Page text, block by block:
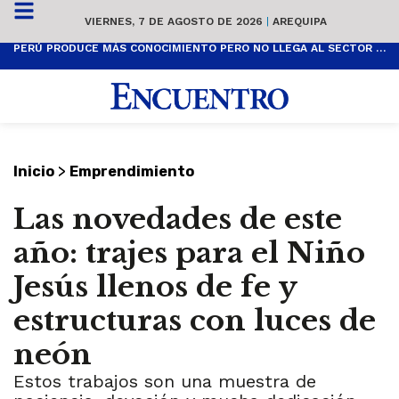
VIERNES, 7 DE AGOSTO DE 2026 | AREQUIPA
PERÚ PRODUCE MÁS CONOCIMIENTO PERO NO LLEGA AL SECTOR PRODUCTIVO
Inicio > Emprendimiento
Las novedades de este
año: trajes para el Niño
Jesús llenos de fe y
estructuras con luces de
neón
Estos trabajos son una muestra de